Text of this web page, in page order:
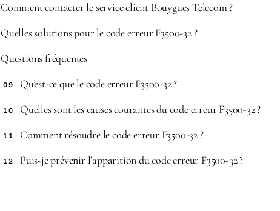
Comment contacter le service client Bouygues Telecom ?
Quelles solutions pour le code erreur F3500-32 ?
Questions fréquentes
09 Qu’est-ce que le code erreur F3500-32 ?
10 Quelles sont les causes courantes du code erreur F3500-32 ?
11 Comment résoudre le code erreur F3500-32 ?
12 Puis-je prévenir l’apparition du code erreur F3500-32 ?